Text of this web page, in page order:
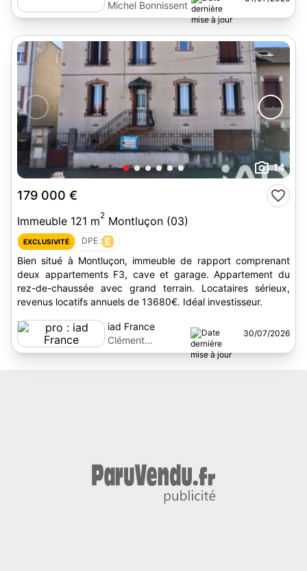
Michel Bonnissent
14
179 000 €
Immeuble 121 m2 Montluçon (03)
EXCLUSIVITÉ DPE : E
Bien situé à Montluçon, immeuble de rapport comprenant
deux appartements F3, cave et garage. Appartement du
rez-de-chaussée avec grand terrain. Locataires sérieux,
revenus locatifs annuels de 13680€. Idéal investisseur.
iad France
Clément
Petitdemange
30/07/2026